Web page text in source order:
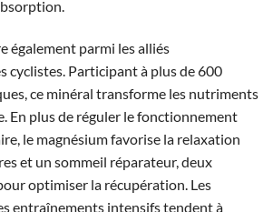
également parmi les alliés
cyclistes. Participant à plus de 600
ce minéral transforme les nutriments
En plus de réguler le fonctionnement
le magnésium favorise la relaxation
et un sommeil réparateur, deux
optimiser la récupération. Les
entraînements intensifs tendent à